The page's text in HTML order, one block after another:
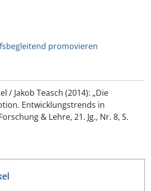
promovieren
/ Jakob Teasch (2014): „Die
Entwicklungstrends in
& Lehre, 21. Jg., Nr. 8, S.